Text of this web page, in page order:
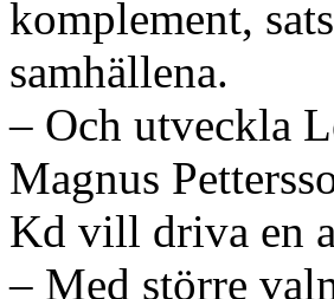
komplement,
samhällena.
– Och utveckla
Magnus
Kd vill driva en
– Med större